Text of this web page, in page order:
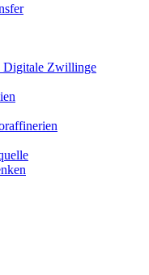
Digitale Zwillinge